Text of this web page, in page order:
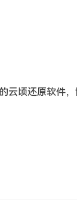
云顷还原软件